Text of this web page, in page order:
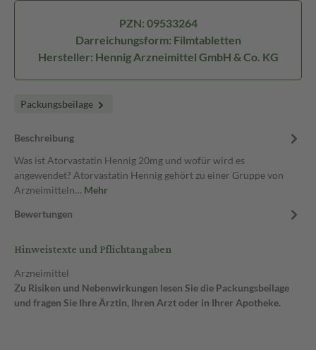
PZN: 09533264
Darreichungsform: Filmtabletten
Hersteller: Hennig Arzneimittel GmbH & Co. KG
Packungsbeilage
Beschreibung
Was ist Atorvastatin Hennig 20mg und wofür wird es
angewendet? Atorvastatin Hennig gehört zu einer Gruppe von
Arzneimitteln… Mehr
Bewertungen
Hinweistexte und Pflichtangaben
Arzneimittel
Zu Risiken und Nebenwirkungen lesen Sie die Packungsbeilage
und fragen Sie Ihre Ärztin, Ihren Arzt oder in Ihrer Apotheke.